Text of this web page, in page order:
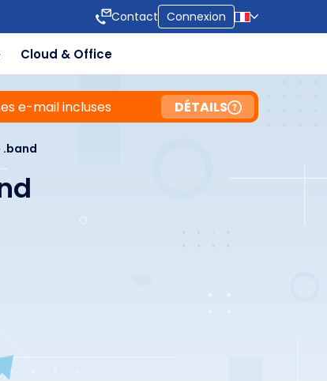
Contact Connexion
Cloud & Office
e-mail incluses DÉTAILS
.band